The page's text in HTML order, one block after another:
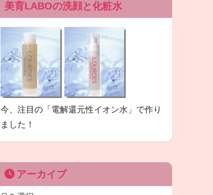
美育LABOの洗顔と化粧水
今、注目の「電解還元性イオン水」で作り
ました！
アーカイブ